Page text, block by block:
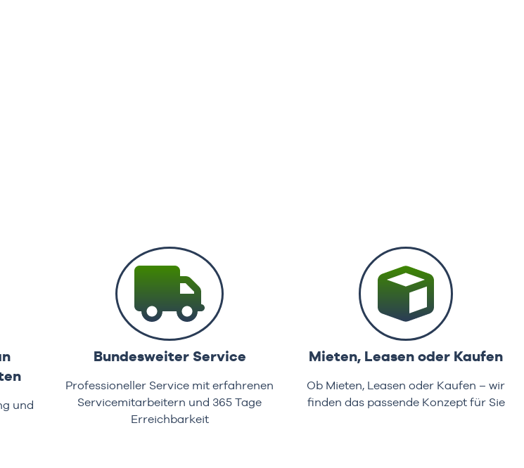
und
Bundesweiter Service
Professioneller Service mit erfahrenen
Servicemitarbeitern und 365 Tage
Erreichbarkeit
Mieten, Leasen oder Kaufen
Ob Mieten, Leasen oder Kaufen – wir
finden das passende Konzept für Sie